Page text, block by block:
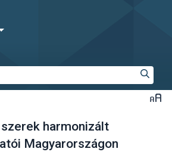
harmonizált
Magyarországon